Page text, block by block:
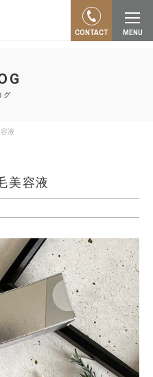
MENU
CONTACT
グ
液
美容液